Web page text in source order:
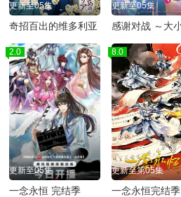
更新至05集
奇招百出的维多利亚
更新至05集
2.0
更新至05集
一念永恒 完结季
8.0
更新至第05集
​一念永恒完结季​